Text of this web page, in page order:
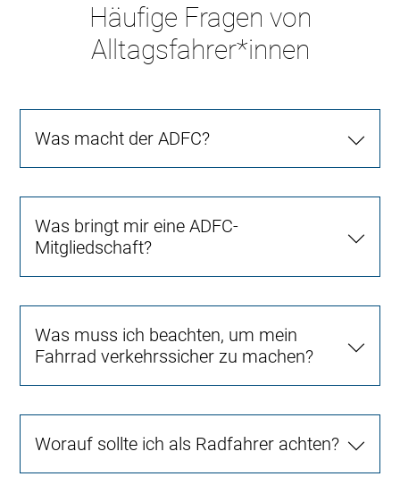
Häufige Fragen von
Alltagsfahrer*innen
Was macht der ADFC?
Was bringt mir eine ADFC-
Mitgliedschaft?
Was muss ich beachten, um mein
Fahrrad verkehrssicher zu machen?
Worauf sollte ich als Radfahrer achten?